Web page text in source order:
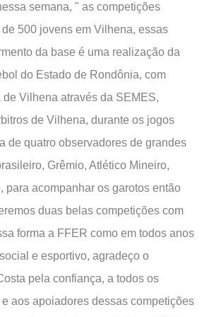
semana, " as competições
500 jovens em Vilhena, essas
da base é uma realização da
do Estado de Rondônia, com
Vilhena através da SEMES,
de Vilhena, durante os jogos
de quatro observadores de grandes
Grêmio, Atlético Mineiro,
para acompanhar os garotos então
duas belas competições com
forma a FFER como em todos anos
e esportivo, agradeço o
pela confiança, a todos os
aos apoiadores dessas competições